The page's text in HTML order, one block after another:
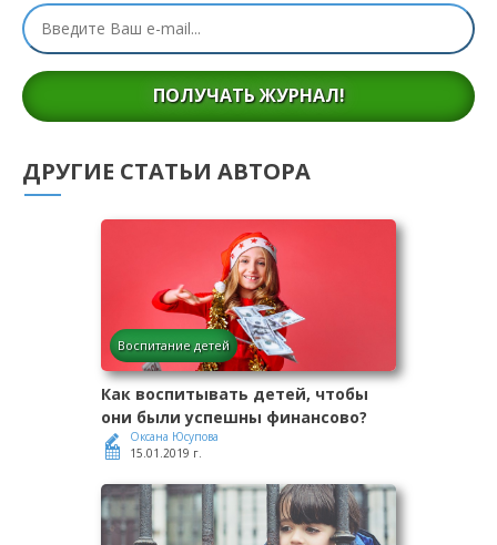
ПОЛУЧАТЬ ЖУРНАЛ!
ДРУГИЕ СТАТЬИ АВТОРА
Воспитание детей
Как воспитывать детей, чтобы
они были успешны финансово?
Оксана Юсупова
15.01.2019 г.